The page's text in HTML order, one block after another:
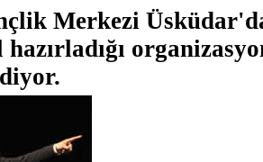
Merkezi
hazırladığı